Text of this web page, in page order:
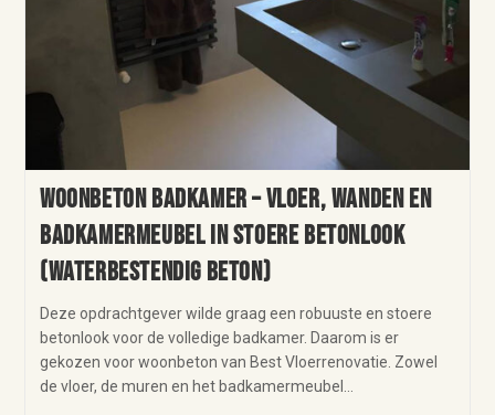
Woonbeton badkamer – vloer, wanden en
badkamermeubel in stoere betonlook
(waterbestendig beton)
Deze opdrachtgever wilde graag een robuuste en stoere
betonlook voor de volledige badkamer. Daarom is er
gekozen voor woonbeton van Best Vloerrenovatie. Zowel
de vloer, de muren en het badkamermeubel…